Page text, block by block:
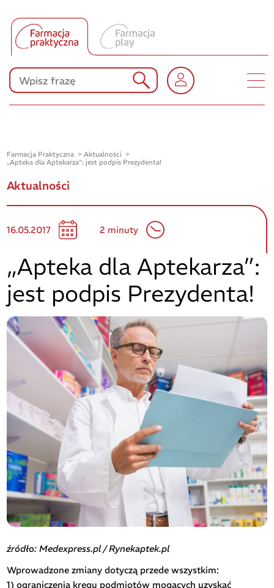
Produkty Polpharmy
KONKURSY
Farmacja Praktyczna
Aktualności
„Apteka dla Aptekarza”: jest podpis Prezydenta!
Aktualności
16.05.2017 2 minuty
„Apteka dla Aptekarza”:
jest podpis Prezydenta!
źródło: Medexpress.pl / Rynekaptek.pl
Wprowadzone zmiany dotyczą przede wszystkim:
1) ograniczenia kręgu podmiotów mogących uzyskać